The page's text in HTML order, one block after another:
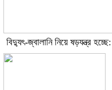
বিদ্যুৎ-জ্বালানি নিয়ে ষড়যন্ত্র হচ্ছে: